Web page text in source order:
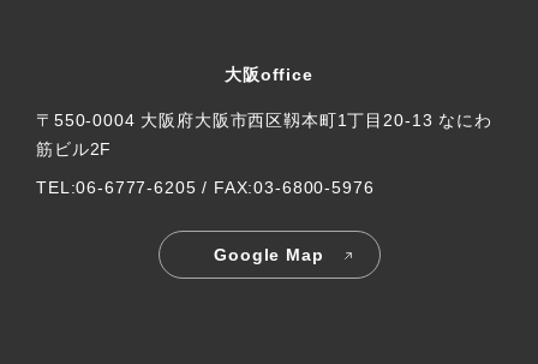
大阪office
〒550-0004 大阪府大阪市西区靱本町1丁目20-13 なにわ
筋ビル2F
TEL:06-6777-6205 / FAX:03-6800-5976
Google Map